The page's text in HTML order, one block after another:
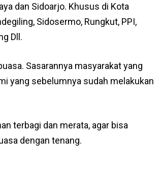
dan Sidoarjo. Khusus di Kota
Sidosermo, Rungkut, PPI,
Dll.
Sasarannya masyarakat yang
yang sebelumnya sudah melakukan
terbagi dan merata, agar bisa
dengan tenang.